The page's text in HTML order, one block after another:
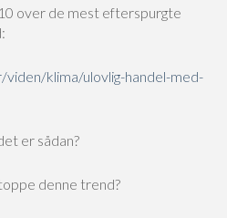
over de mest efterspurgte
klima/ulovlig-handel-med-
er sådan?
denne trend?